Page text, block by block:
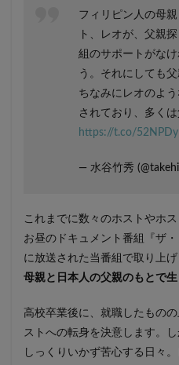
フィリピン人の母
ト、レオが、父親
組のサポートがな
う。それにしても
ちなみにレオのよ
されており、多く
https://t.co/
— 水谷竹秀
これまでに数々のホストやホ
お昼のドキュメント番組『ザ
に放送された当番組で取り上げ
母親と日本人の父親のもとで
高校卒業後に、就職したもの
ストへの転身を決意します。
しっくりいかず苦心する日々